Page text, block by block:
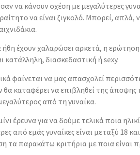
να κάνουν σχέση με μεγαλύτερες
να είναι ζιγκολό. Μπορεί,
ήθη έχουν χαλαρώσει αρκετά, η
κατάλληλη, διασκεδαστική ή sexy.
φαίνεται να μας απασχολεί
καταφέρει να επιβληθεί της άποψης
από τη γυναίκα.
έρευνα για να δούμε τελικά ποια
από εμάς γυναίκες είναι μεταξύ 18
τα παρακάτω κριτήρια με ποια είναι